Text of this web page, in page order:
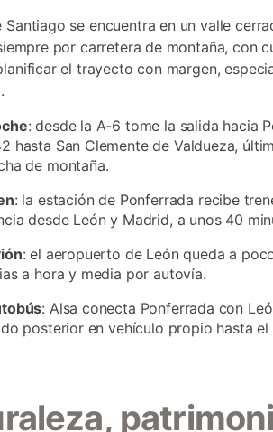
Santiago se encuentra en un valle
por carretera de montaña, con
el trayecto con margen,
: desde la A-6 tome la salida hacia
hasta San Clemente de Valdueza,
de montaña.
: la estación de Ponferrada recibe
desde León y Madrid, a unos 40
: el aeropuerto de León queda a
a hora y media por autovía.
: Alsa conecta Ponferrada con
posterior en vehículo propio hasta el